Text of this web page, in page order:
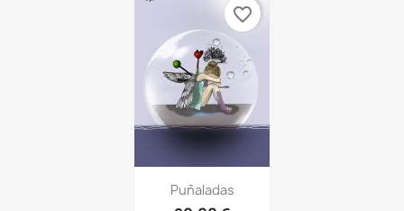
Puñaladas
favorite_border